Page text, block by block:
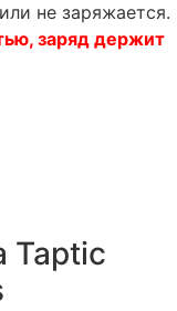
не заряжается.
заряд держит
Taptic